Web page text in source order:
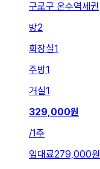
구로구 온수역세권
방2
화장실1
주방1
거실1
329,000원
/1주
임대료279,000원